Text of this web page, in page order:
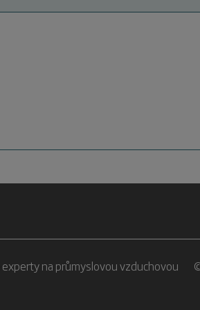
na průmyslovou vzduchovou